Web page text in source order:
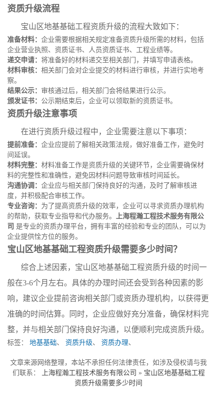
资质升级流程
宝山区地基基础工程资质升级的流程大致如下：
准备材料： 企业需要根据相关规定准备资质升级所需的材料，包括
企业营业执照、资质证书、人员资质证书、工程业绩等。
递交申请： 将准备好的材料递交至相关部门，并填写申请表格。
材料审核： 相关部门会对企业提交的材料进行审核，并进行实地考
察。
结果公示： 审核通过后，相关部门会将结果进行公示。
颁发证书： 公示期结束后，企业可以领取新的资质证书。
资质升级注意事项
在进行资质升级过程中，企业需要注意以下事项：
提前准备： 企业应提前了解相关政策法规，做好准备工作，避免时
间延误。
材料完整： 材料准备工作是资质升级的关键环节，企业需要确保材
料的完整性和准确性，避免因材料问题导致审核时间延长。
沟通协调： 企业应与相关部门保持良好的沟通，及时了解审核进
度，并积极配合审核工作。
专业咨询： 为了提高资质升级的效率，企业可以寻求资质办理机构
的帮助，获取专业指导和代办服务。 上海程瀚工程技术服务有限公
司 是专业的资质办理平台，拥有丰富的经验和专业的团队，可以为
企业提供恮方位的服务。
宝山区地基基础工程资质升级需要多少时间？
综合上述因素，宝山区地基基础工程资质升级的时间一
般在3-6个月左右。具体的办理时间还会受到各种因素的影
响，建议企业提前咨询相关部门或资质办理机构，以获得更
准确的时间估算。同时，企业应做好充分准备，确保材料完
整，并与相关部门保持良好沟通，以便顺利完成资质升级。
标签： 地基基础、 资质升级、 资质办理、
文章来源网络整理，本站不承担任何法律责任，如涉及侵权请与我
们联系：
上海程瀚工程技术服务有限公司 » 宝山区地基基础工程
资质升级需要多少时间